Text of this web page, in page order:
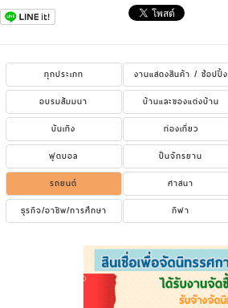
ทุกประเภท งานแสดงสินค้า / ช้อปปิ้ง
อบรมสัมมนา
บ้านและของแต่งบ้าน
บันเทิง
ท่องเที่ยว
ฟุตบอล
ปั่นจักรยาน
รถยนต์
ศาสนา
ธุรกิจ/อาชีพ/การศึกษา
กีฬา